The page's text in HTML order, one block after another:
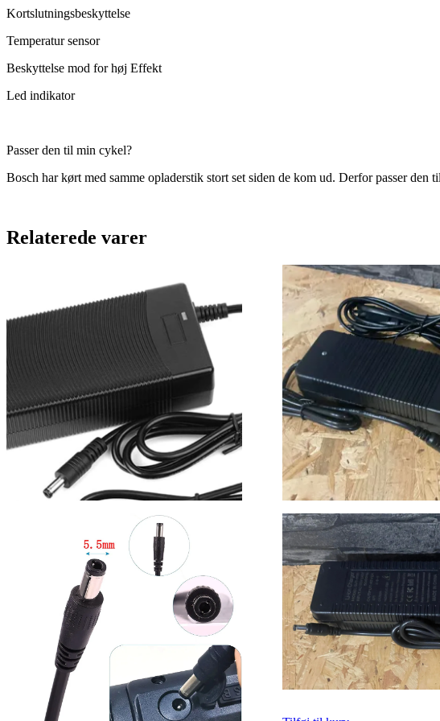
Kortslutningsbeskyttelse
Temperatur sensor
Beskyttelse mod for høj Effekt
Led indikator
Passer den til min cykel?
Bosch har kørt med samme opladerstik stort set siden de kom ud. Derfor passer
Relaterede varer